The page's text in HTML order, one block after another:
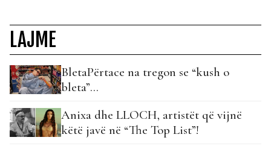
LAJME
BletaPërtace na tregon se “kush o
bleta”…
Anixa dhe LLOCH, artistët që vijnë
këtë javë në “The Top List”!